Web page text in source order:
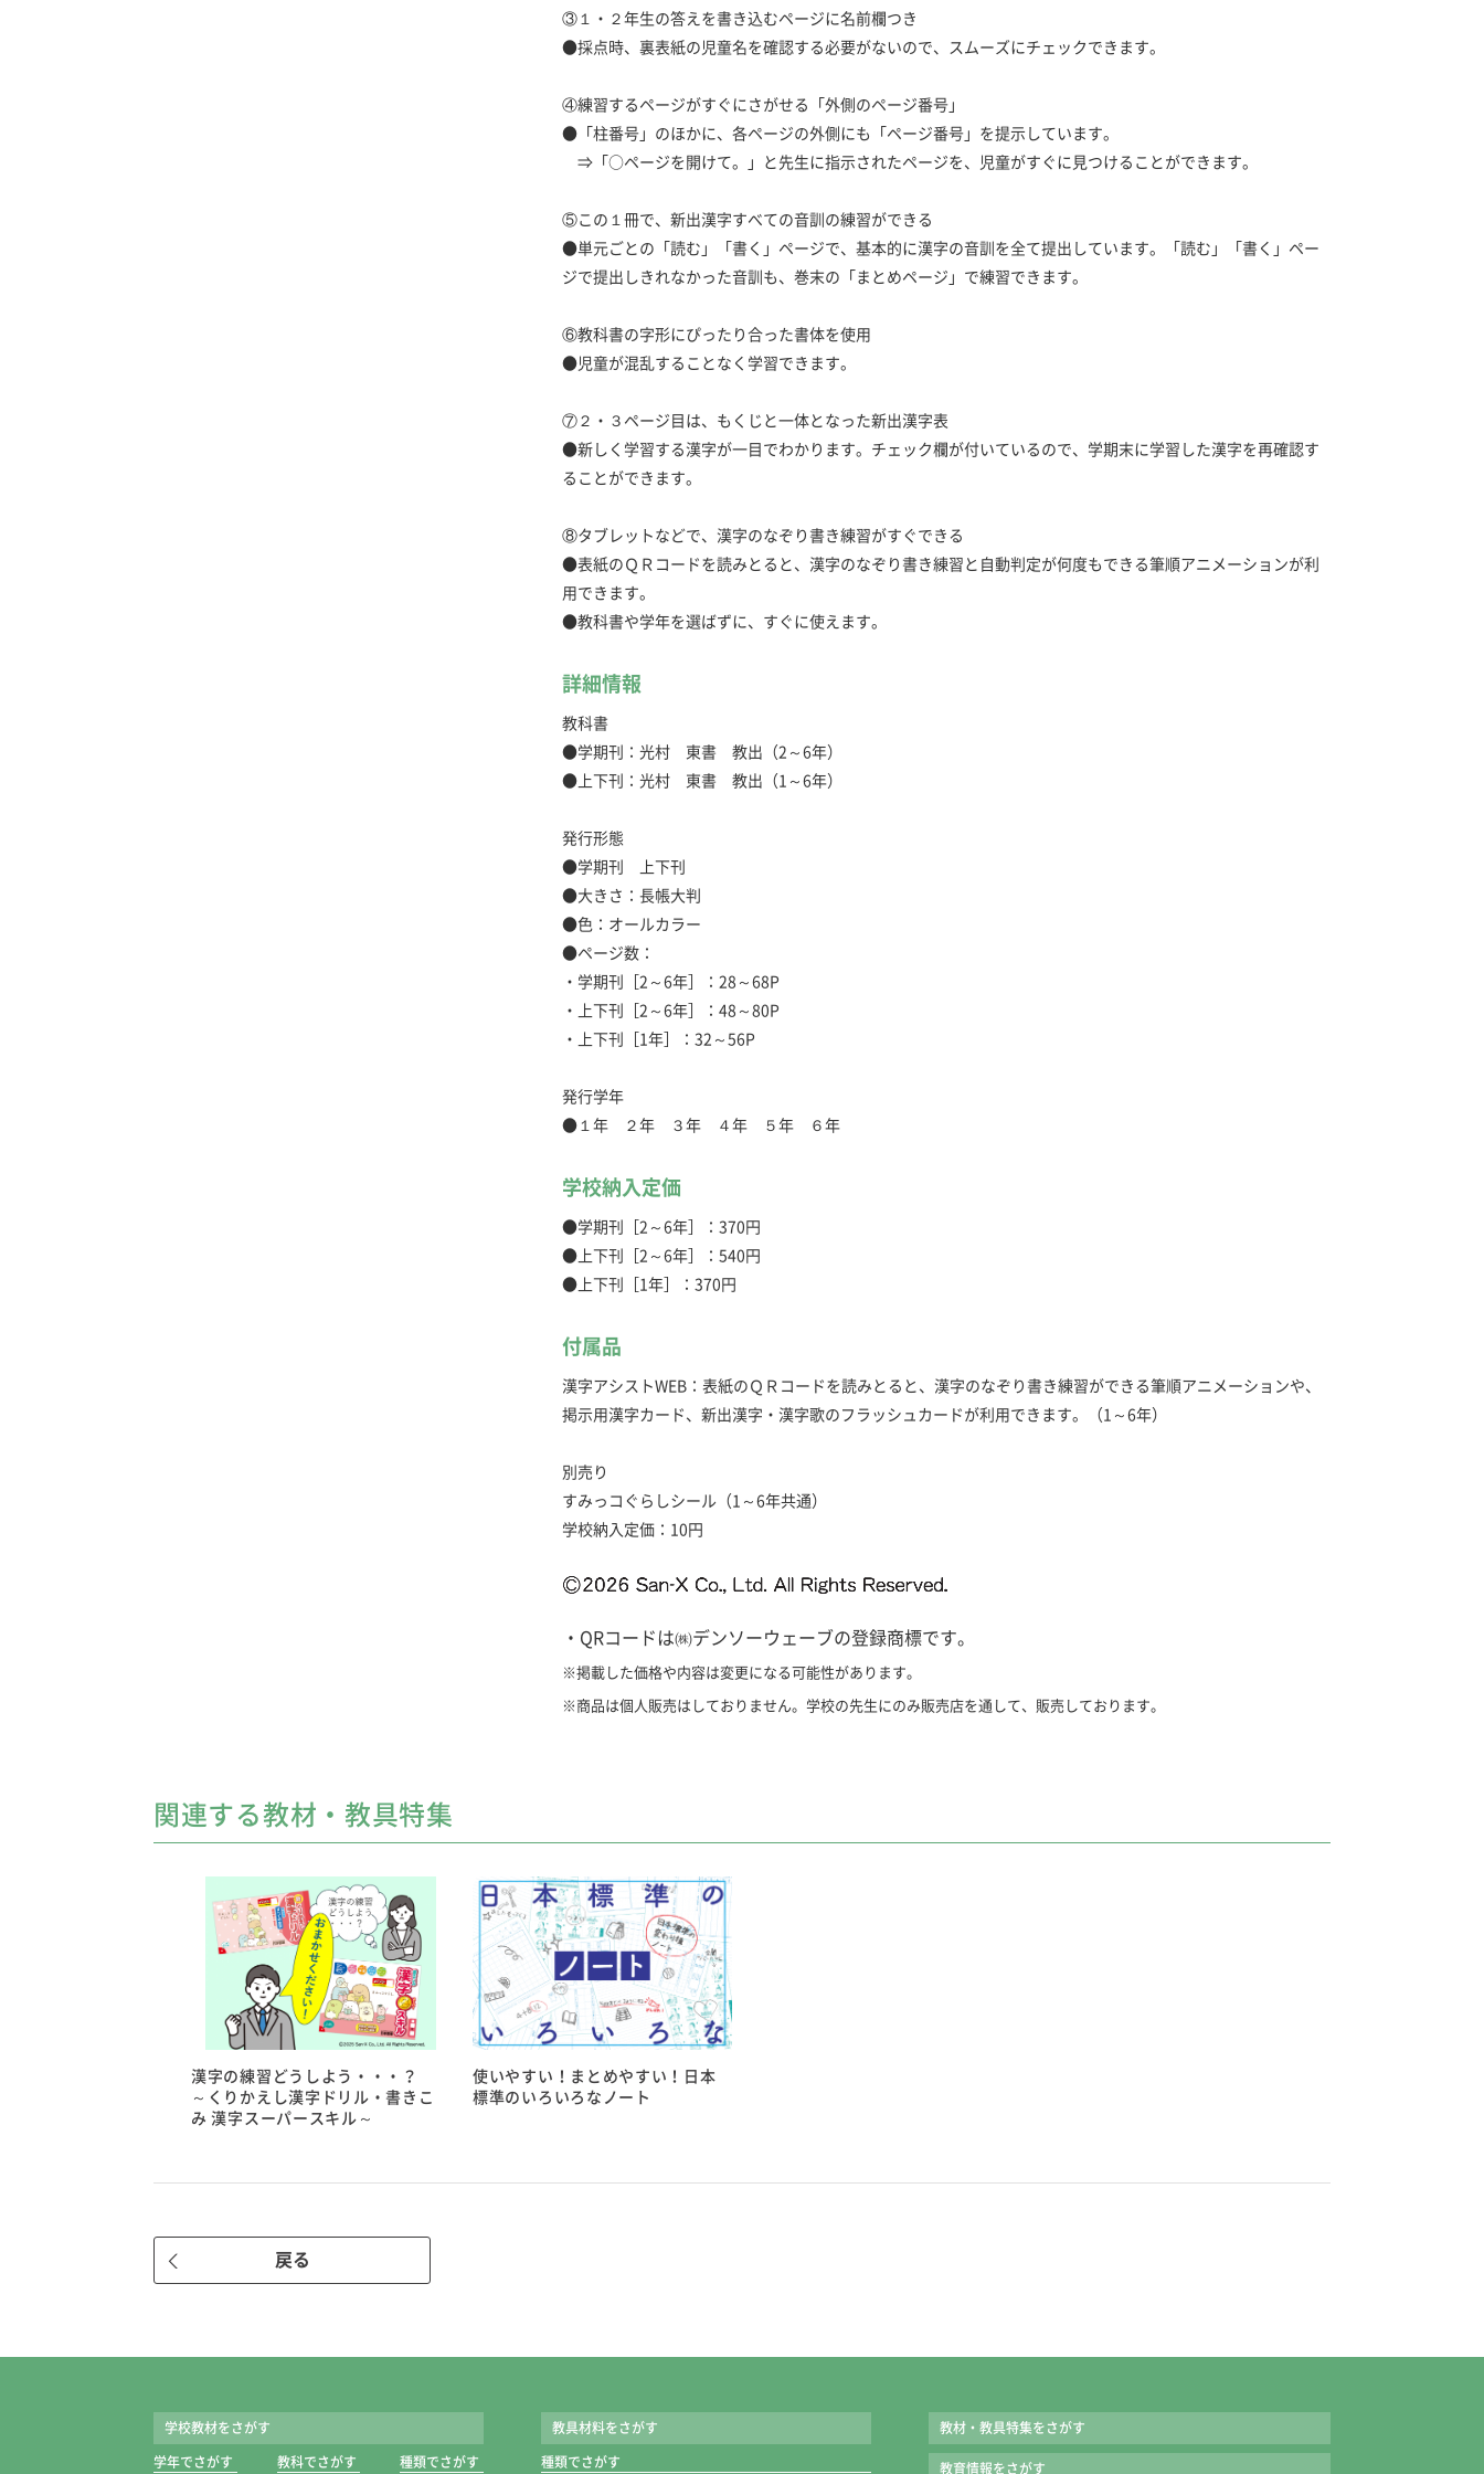
③１・２年生の答えを書き込むページに名前欄つき
●採点時、裏表紙の児童名を確認する必要がないので、スムーズにチェックできます。
④練習するページがすぐにさがせる「外側のページ番号」
●「柱番号」のほかに、各ページの外側にも「ページ番号」を提示しています。
⇒「○ページを開けて。」と先生に指示されたページを、児童がすぐに見つけることができます。
⑤この１冊で、新出漢字すべての音訓の練習ができる
●単元ごとの「読む」「書く」ページで、基本的に漢字の音訓を全て提出しています。「読む」「書く」ペー
ジで提出しきれなかった音訓も、巻末の「まとめページ」で練習できます。
⑥教科書の字形にぴったり合った書体を使用
●児童が混乱することなく学習できます。
⑦２・３ページ目は、もくじと一体となった新出漢字表
●新しく学習する漢字が一目でわかります。チェック欄が付いているので、学期末に学習した漢字を再確認す
ることができます。
⑧タブレットなどで、漢字のなぞり書き練習がすぐできる
●表紙のＱＲコードを読みとると、漢字のなぞり書き練習と自動判定が何度もできる筆順アニメーションが利
用できます。
●教科書や学年を選ばずに、すぐに使えます。
詳細情報
教科書
●学期刊：光村 東書 教出（2～6年）
●上下刊：光村 東書 教出（1～6年）
発行形態
●学期刊 上下刊
●大きさ：長帳大判
●色：オールカラー
●ページ数：
・学期刊［2～6年］：28～68P
・上下刊［2～6年］：48～80P
・上下刊［1年］：32～56P
発行学年
●１年 ２年 ３年 ４年 ５年 ６年
学校納入定価
●学期刊［2～6年］：370円
●上下刊［2～6年］：540円
●上下刊［1年］：370円
付属品
漢字アシストWEB：表紙のＱＲコードを読みとると、漢字のなぞり書き練習ができる筆順アニメーションや、
掲示用漢字カード、新出漢字・漢字歌のフラッシュカードが利用できます。（1～6年）
別売り
すみっコぐらしシール（1～6年共通）
学校納入定価：10円
・QRコードは㈱デンソーウェーブの登録商標です。
特長
●くりかえし漢字ドリルの「新しい漢字」「読む」「書く」ページに対応しています。
●新出漢字1文字ごとになぞったり書き込んだりしながらノートづくりができるので、確実な定着につながりま
す。
●ドリルと同じ例文や熟語をなぞり練習することで、漢字の使い方や語彙力が身につきます。
●漢字の読みを書く場所がわかりやすいように、太い罫で囲んで表示しています。
発行形態
●大きさ：B5判
●色：２色
特長
●くりかえし漢字ドリルに対応した問題で、小テストや書きこみ練習に最適です。
●解答欄が広いので、児童が余裕を持って書きこめます。
●裏面はマス目で、まちがった漢字の復習などに使えます。
●「バラ」でお届けします。
●学期刊：光村 東書 教出（2～6年）
●色：1色
・学期刊［2～6年］：4～20枚
・上下刊［1年］：4～9枚
※掲載した価格や内容は変更になる可能性があります。
※商品は個人販売はしておりません。学校の先生にのみ販売店を通して、販売しております。
関連する教材・教具特集
漢字の練習どうしよう・・・？
～くりかえし漢字ドリル・書きこ
み 漢字スーパースキル～
使いやすい！まとめやすい！日本
標準のいろいろなノート
戻る
学校教材をさがす
学年でさがす 教科でさがす 種類でさがす
教具材料をさがす
種類でさがす
教材・教具特集をさがす
教育情報をさがす